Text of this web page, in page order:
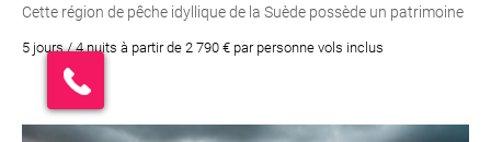
Cette région de pêche idyllique de la Suède possède un patrimoine
5 jours / 4 nuits à partir de 2 790 € par personne vols inclus